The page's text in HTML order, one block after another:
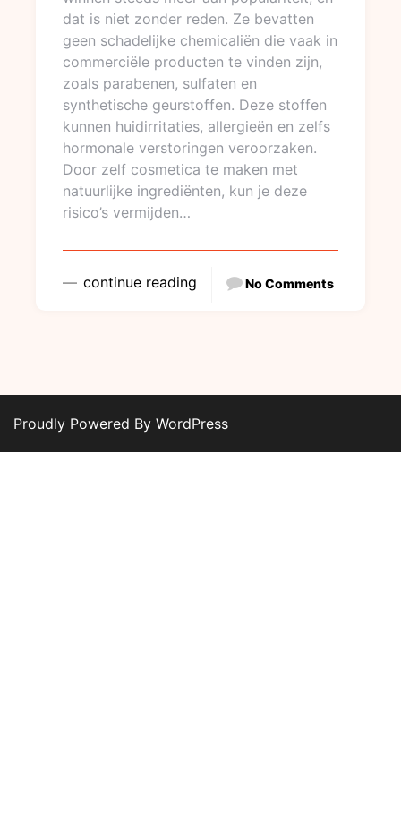
dat is niet zonder reden. Ze bevatten
geen schadelijke chemicaliën die vaak in
commerciële producten te vinden zijn,
zoals parabenen, sulfaten en
synthetische geurstoffen. Deze stoffen
kunnen huidirritaties, allergieën en zelfs
hormonale verstoringen veroorzaken.
Door zelf cosmetica te maken met
natuurlijke ingrediënten, kun je deze
risico’s vermijden…
continue reading No Comments
Proudly Powered By WordPress